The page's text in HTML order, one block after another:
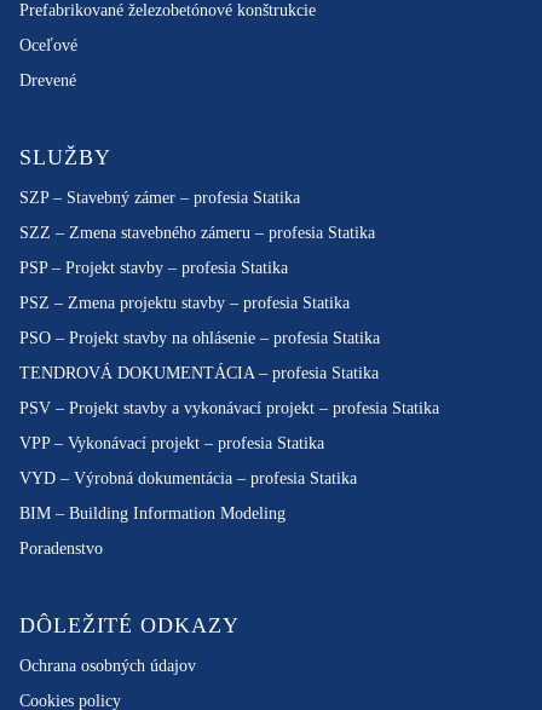
Prefabrikované železobetónové konštrukcie
Oceľové
Drevené
SLUŽBY
SZP – Stavebný zámer – profesia Statika
SZZ – Zmena stavebného zámeru – profesia Statika
PSP – Projekt stavby – profesia Statika
PSZ – Zmena projektu stavby – profesia Statika
PSO – Projekt stavby na ohlásenie – profesia Statika
TENDROVÁ DOKUMENTÁCIA – profesia Statika
PSV – Projekt stavby a vykonávací projekt – profesia Statika
VPP – Vykonávací projekt – profesia Statika
VYD – Výrobná dokumentácia – profesia Statika
BIM – Building Information Modeling
Poradenstvo
DÔLEŽITÉ ODKAZY
Ochrana osobných údajov
Cookies policy